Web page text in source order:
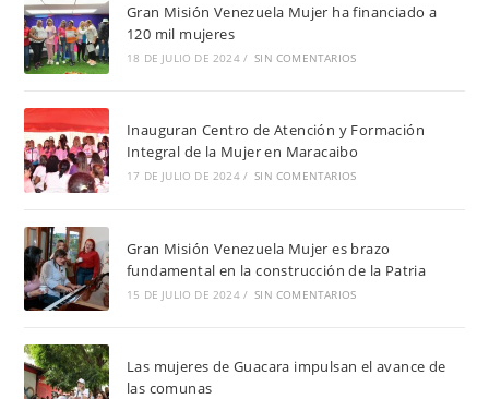
Gran Misión Venezuela Mujer ha financiado a
120 mil mujeres
18 DE JULIO DE 2024 / SIN COMENTARIOS
Inauguran Centro de Atención y Formación
Integral de la Mujer en Maracaibo
17 DE JULIO DE 2024 / SIN COMENTARIOS
Gran Misión Venezuela Mujer es brazo
fundamental en la construcción de la Patria
15 DE JULIO DE 2024 / SIN COMENTARIOS
Las mujeres de Guacara impulsan el avance de
las comunas